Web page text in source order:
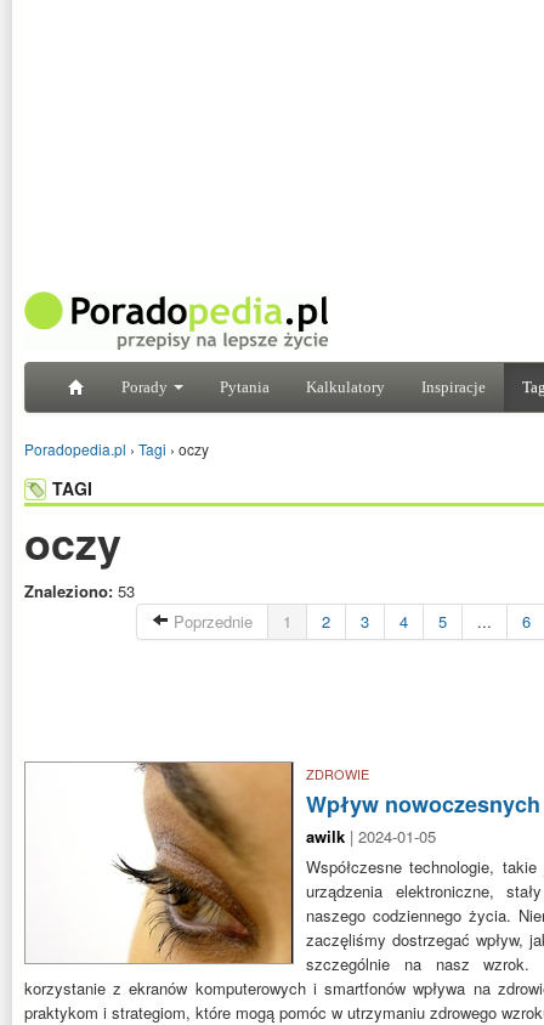
Porady Pytania Kalkulatory Inspiracje
Poradopedia.pl › Tagi › oczy
TAGI
oczy
Znaleziono: 53
Poprzednie
1 2 3 4 5 ... 6
ZDROWIE
Wpływ
awilk | 2024-01-05
Współczesne technologie,
urządzenia elektroniczne,
naszego codziennego życia.
zaczęliśmy dostrzegać wpływ,
szczególnie na nasz
korzystanie z ekranów komputerowych i smartfonów wpływa na
praktykom i strategiom, które mogą pomóc w utrzymaniu zdrowego